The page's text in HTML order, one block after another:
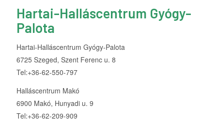
Hartai-Halláscentrum Gyógy-
Palota
Hartai-Halláscentrum Gyógy-Palota
6725 Szeged, Szent Ferenc u. 8
Tel:+36-62-550-797
Halláscentrum Makó
6900 Makó, Hunyadi u. 9
Tel:+36-62-209-909